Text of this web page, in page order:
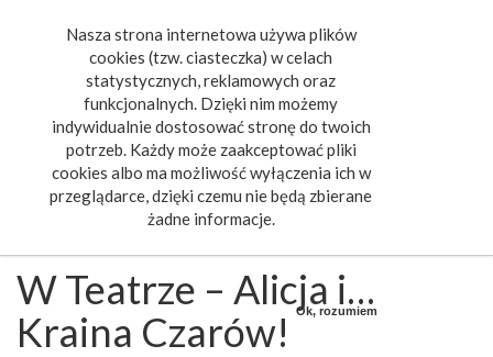
Nasza strona internetowa używa plików
cookies (tzw. ciasteczka) w celach
statystycznych, reklamowych oraz
funkcjonalnych. Dzięki nim możemy
indywidualnie dostosować stronę do twoich
potrzeb. Każdy może zaakceptować pliki
cookies albo ma możliwość wyłączenia ich w
przeglądarce, dzięki czemu nie będą zbierane
żadne informacje.
Ok, rozumiem
W Teatrze – Alicja i…
Kraina Czarów!